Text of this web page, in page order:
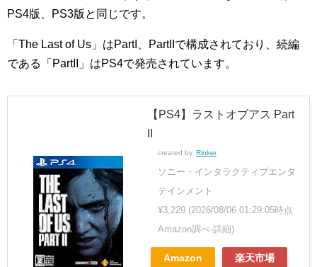
PS4版、PS3版と同じです。
「The Last of Us」はPartI、PartIIで構成されており、続編
である「PartII」はPS4で発売されています。
【PS4】ラストオブアス Part
created by Rinker
ソニー・インタラクティブエンタ
テインメント
¥3,229 (2026/08/06 01:29:05時点
Amazon調べ-詳細)
Amazon 楽天市場